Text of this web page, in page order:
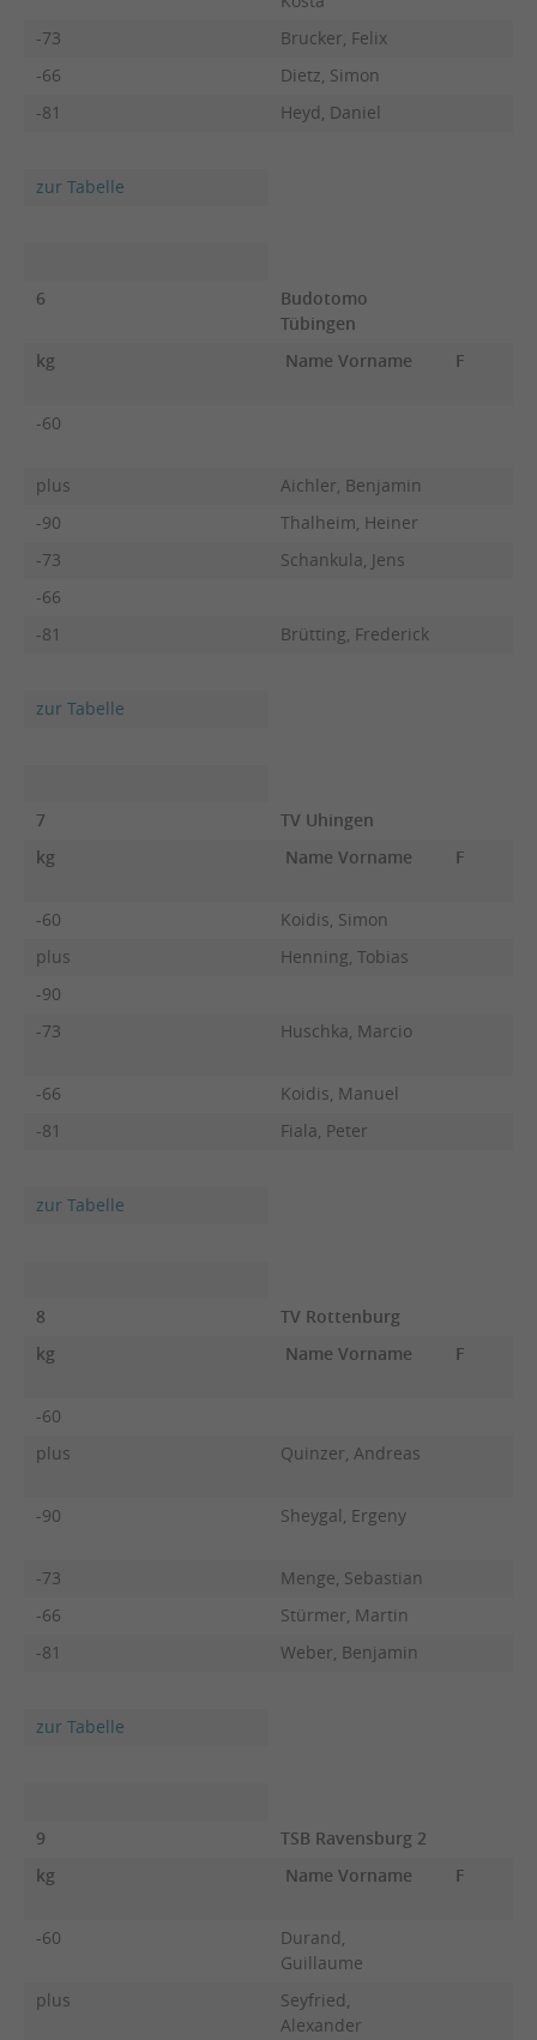
-73
Brucker, Felix
-66
Dietz, Simon
-81
Heyd, Daniel
zur Tabelle
6
Budotomo
Tübingen
kg
Name Vorname F
-60
plus
Aichler, Benjamin
-90
Thalheim, Heiner
-73
Schankula, Jens
-66
-81
Brütting, Frederick
zur Tabelle
7
TV Uhingen
kg
Name Vorname F
-60
Koidis, Simon
plus
Henning, Tobias
-90
-73
Huschka, Marcio
-66
Koidis, Manuel
-81
Fiala, Peter
zur Tabelle
8
TV Rottenburg
kg
Name Vorname F
-60
plus
Quinzer, Andreas
-90 Sheygal, Ergeny
-73
Menge, Sebastian
-66
Stürmer, Martin
-81
Weber, Benjamin
zur Tabelle
9
TSB Ravensburg 2
kg
Name Vorname F
-60
Durand,
Guillaume
plus
Seyfried,
Alexander